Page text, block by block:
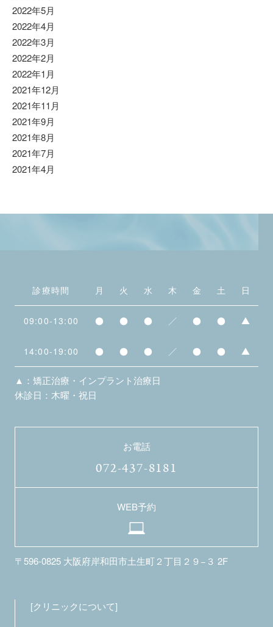
2022年5月
2022年4月
2022年3月
2022年2月
2022年1月
2021年12月
2021年11月
2021年9月
2021年8月
2021年7月
2021年4月
診療時間 月 火 水 木 金 土 日
09:00-13:00 ● ● ● ／ ● ● ▲
14:00-19:00 ● ● ● ／ ● ● ▲
▲：矯正治療・インプラント治療日
休診日：木曜・祝日
お電話
072-437-8181
WEB予約
〒596-0825 大阪府岸和田市土生町２丁目２９−３ 2F
クリニックについて